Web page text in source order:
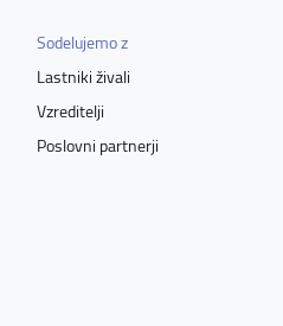
Sodelujemo z
Lastniki živali
Vzreditelji
Poslovni partnerji